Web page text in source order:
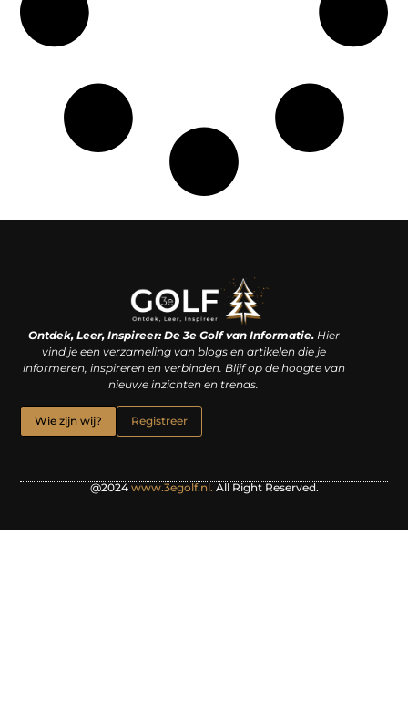
Ontdek, Leer, Inspireer: De 3e Golf van Informatie.Hier
vind je een verzameling van blogs en artikelen die je
informeren, inspireren en verbinden. Blijf op de hoogte van
nieuwe inzichten en trends.
Wie zijn wij? Registreer
@2024www.3egolf.nl.All Right Reserved.